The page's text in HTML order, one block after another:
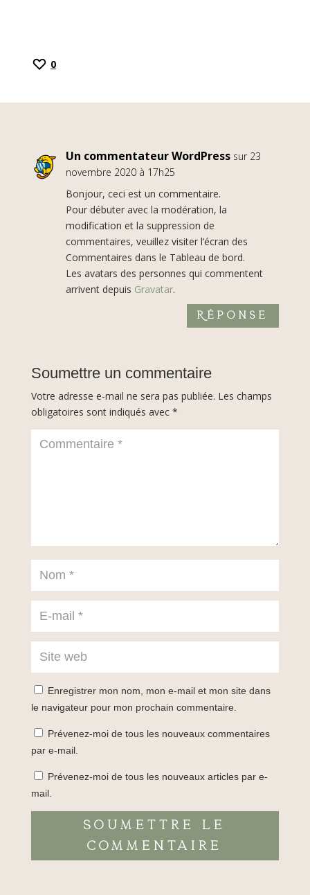
0
Un commentateur WordPress sur 23
novembre 2020 à 17h25
Bonjour, ceci est un commentaire.
Pour débuter avec la modération, la
modification et la suppression de
commentaires, veuillez visiter l’écran des
Commentaires dans le Tableau de bord.
Les avatars des personnes qui commentent
arrivent depuis Gravatar.
Réponse
Soumettre un commentaire
Votre adresse e-mail ne sera pas publiée. Les champs
obligatoires sont indiqués avec *
Enregistrer mon nom, mon e-mail et mon site dans
le navigateur pour mon prochain commentaire.
Prévenez-moi de tous les nouveaux commentaires
par e-mail.
Prévenez-moi de tous les nouveaux articles par e-
mail.
Soumettre le
commentaire